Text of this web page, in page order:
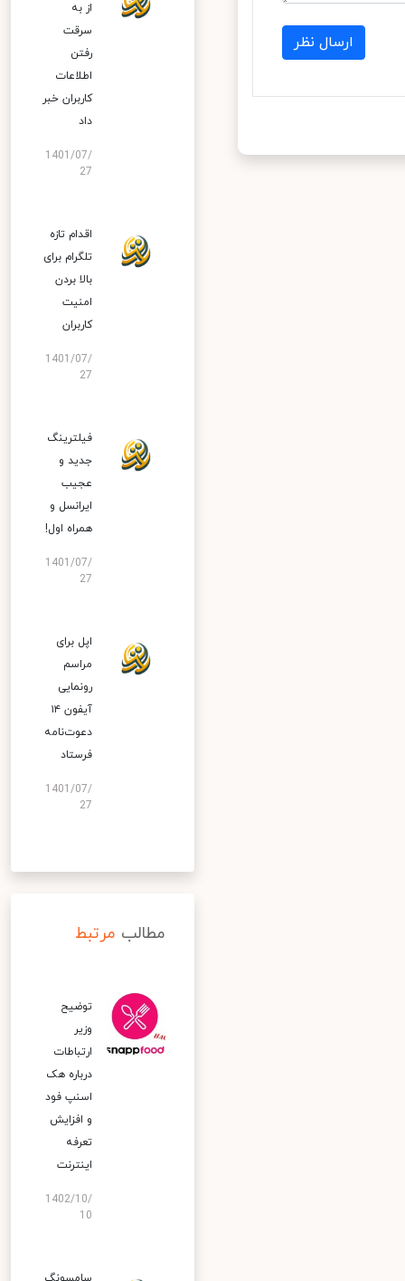
ارسال نظر
از به
سرقت
رفتن
اطلاعات
کاربران خبر
داد
1401/07/
27
اقدام تازه
تلگرام برای
بالا بردن
امنیت
کاربران
1401/07/
27
فیلترینگ
جدید و
عجیب
ایرانسل و
همراه اول!
1401/07/
27
اپل برای
مراسم
رونمایی
آیفون ۱۴
دعوت‌نامه
فرستاد
1401/07/
27
مطالب مرتبط
توضیح
وزیر
ارتباطات
درباره هک
اسنپ‌ فود
و افزایش
تعرفه
اینترنت
1402/10/
10